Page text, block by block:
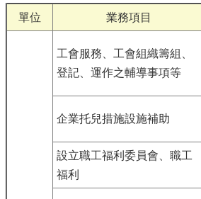
單位
業務項目
工會服務、工會組織籌組、
登記、運作之輔導事項等
企業托兒措施設施補助
設立職工福利委員會、職工
福利